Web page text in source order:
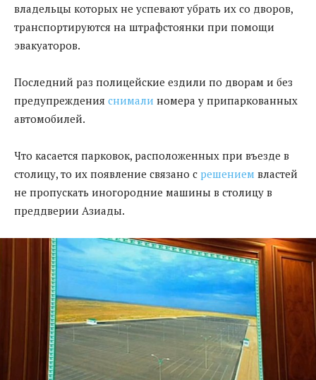
владельцы которых не успевают убрать их со дворов,
транспортируются на штрафстоянки при помощи
эвакуаторов.
Последний раз полицейские ездили по дворам и без
предупреждения снимали номера у припаркованных
автомобилей.
Что касается парковок, расположенных при въезде в
столицу, то их появление связано с решением властей
не пропускать иногородние машины в столицу в
преддверии Азиады.